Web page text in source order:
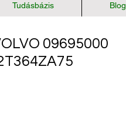
Tudásbázis Blog
09695000